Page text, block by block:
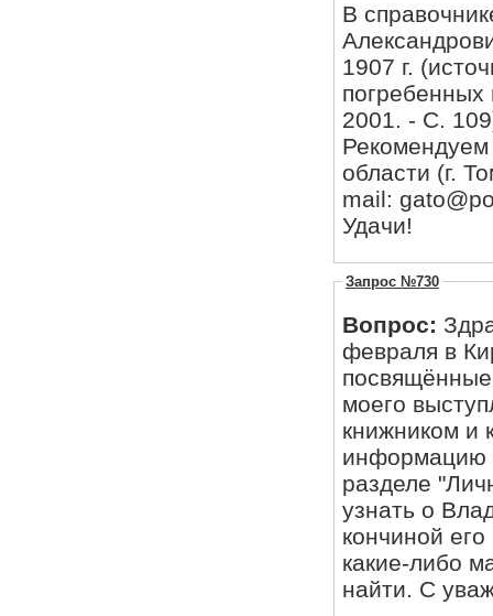
В
1907 г.
2001. - С.
Рекомендуем
области (г.
mail:
Удачи!
Запрос №730
Вопрос:
февраля в
моего
книжником и
информацию
разделе
узнать о
кончиной
какие-либо
найти. С